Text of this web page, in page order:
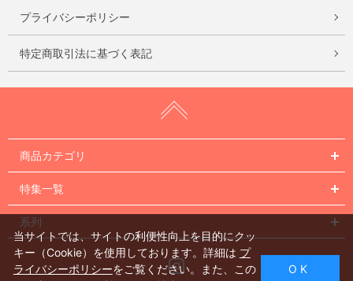
プライバシーポリシー
特定商取引法に基づく表記
商品カテゴリ
特集一覧
系列
Instagram
当サイトでは、サイトの利便性向上を目的にクッ
キー（Cookie）を使用しております。詳細は プ
ライバシーポリシーをご覧ください。また、この
O K